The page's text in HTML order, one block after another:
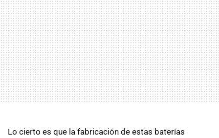
Lo cierto es que la fabricación de estas baterías